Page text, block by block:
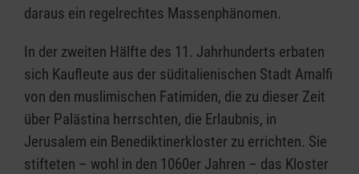
daraus ein regelrechtes Massenphänomen.
In der zweiten Hälfte des 11. Jahrhunderts erbaten
sich Kaufleute aus der süditalienischen Stadt Amalfi
von den muslimischen Fatimiden, die zu dieser Zeit
über Palästina herrschten, die Erlaubnis, in
Jerusalem ein Benediktinerkloster zu errichten. Sie
stifteten – wohl in den 1060er Jahren – das Kloster